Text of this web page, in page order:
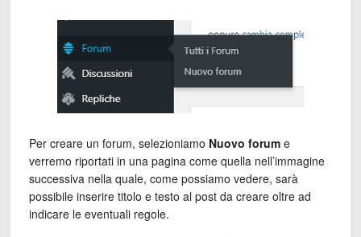
Per creare un forum, selezioniamo Nuovo forume
verremo riportati in una pagina come quella nell’immagine
successiva nella quale, come possiamo vedere, sarà
possibile inserire titolo e testo al post da creare oltre ad
indicare le eventuali regole.